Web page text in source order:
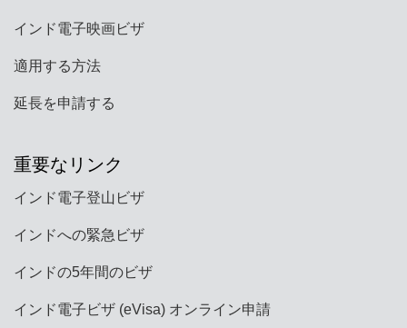
インド電子映画ビザ
適用する方法
延長を申請する
重要なリンク
インド電子登山ビザ
インドへの緊急ビザ
インドの5年間のビザ
インド電子ビザ (eVisa) オンライン申請